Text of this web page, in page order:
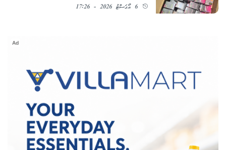
6 އޯގަސްޓު 2026 - 17:26
Ad